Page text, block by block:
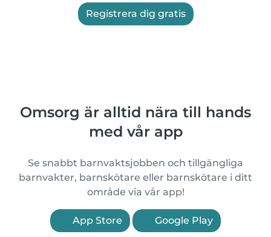
Registrera dig gratis
Omsorg är alltid nära till hands
med vår app
Se snabbt barnvaktsjobben och tillgängliga
barnvakter, barnskötare eller barnskötare i ditt
område via vår app!
App Store Google Play